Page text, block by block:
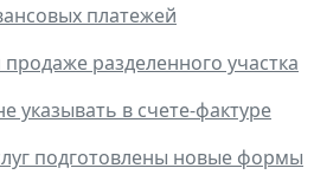
платежей
разделенного участка
в счете-фактуре
подготовлены новые формы